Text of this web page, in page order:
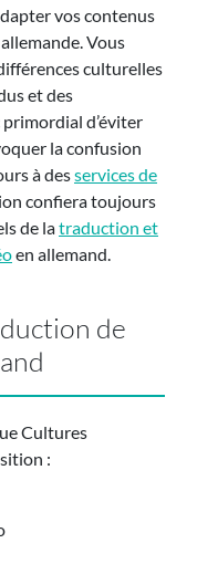
vos contenus
Vous
culturelles
et des
d’éviter
la confusion
à desservices de
confiera toujours
de latraduction et
en allemand.
de
Cultures
: